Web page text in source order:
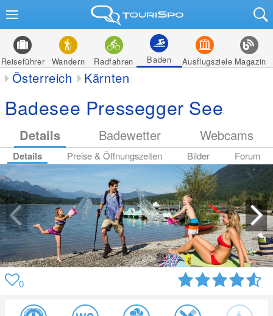
Reiseführer Wandern Radfahren Baden Ausflugsziele Magazin
Österreich Kärnten
Badesee Pressegger See
Details Badewetter Webcams
Details Preise & Öffnungszeiten Bilder Forum
0